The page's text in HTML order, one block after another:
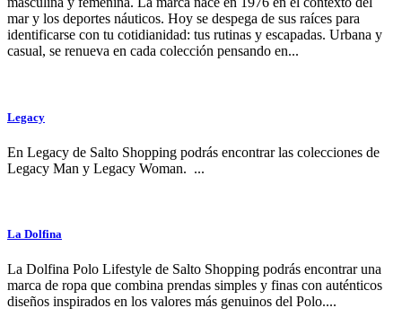
mar y los deportes náuticos. Hoy se despega de sus raíces para
identificarse con tu cotidianidad: tus rutinas y escapadas. Urbana y
casual, se renueva en cada colección pensando en...
Legacy
En Legacy de Salto Shopping podrás encontrar las colecciones de
Legacy Man y Legacy Woman. ...
La Dolfina
La Dolfina Polo Lifestyle de Salto Shopping podrás encontrar una
marca de ropa que combina prendas simples y finas con auténticos
diseños inspirados en los valores más genuinos del Polo....